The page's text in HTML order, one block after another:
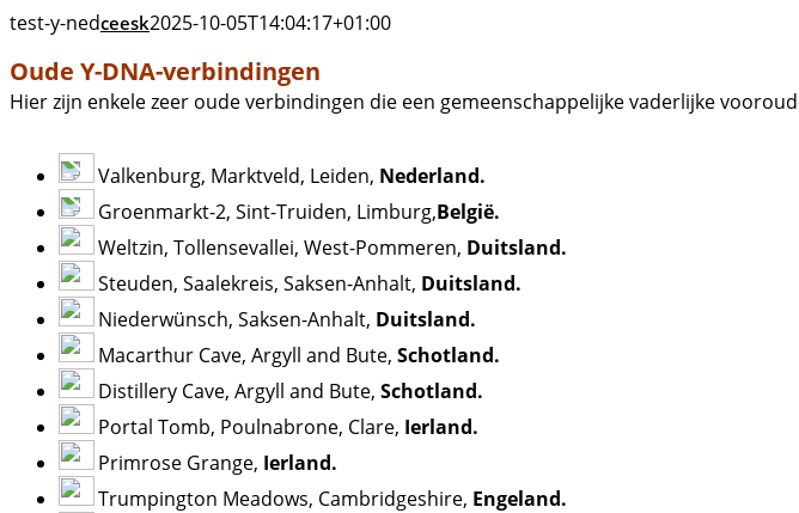
Skip
content
test-y-nedceesk2025-10-05T14:04:17+01:00
Oude Y-DNA-verbindingen
Hier zijn enkele zeer oude verbindingen die een gemeenschappelijke vaderlijke
Valkenburg, Marktveld, Leiden, Nederland.
Groenmarkt-2, Sint-Truiden, Limburg,België.
Weltzin, Tollensevallei, West-Pommeren, Duitsland.
Steuden, Saalekreis, Saksen-Anhalt, Duitsland.
Niederwünsch, Saksen-Anhalt, Duitsland.
Macarthur Cave, Argyll and Bute, Schotland.
Distillery Cave, Argyll and Bute, Schotland.
Portal Tomb, Poulnabrone, Clare, Ierland.
Primrose Grange, Ierland.
Trumpington Meadows, Cambridgeshire, Engeland.